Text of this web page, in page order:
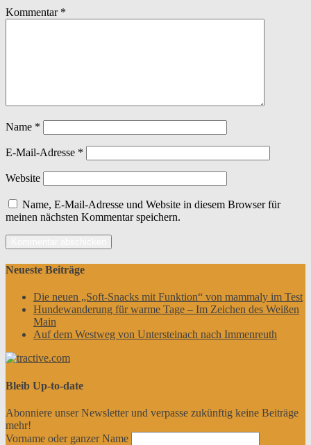
Kommentar *
Name *
E-Mail-Adresse *
Website
Name, E-Mail-Adresse und Website in diesem Browser für
meinen nächsten Kommentar speichern.
Neueste Beiträge
Die neuen „Soft-Snacks mit Funktion“ von mammaly im Test
Hundewanderung für warme Tage – Im Zeichen des Weißen
Main
Auf dem Westweg von Untersteinach nach Immenreuth
Bleib Up-to-date
Abonniere unser Newsletter und verpasse zukünftig keine Beiträge
mehr!
Vorname oder ganzer Name